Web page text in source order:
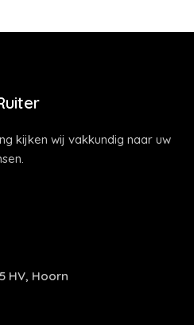
kijken wij vakkundig naar uw
HV, Hoorn